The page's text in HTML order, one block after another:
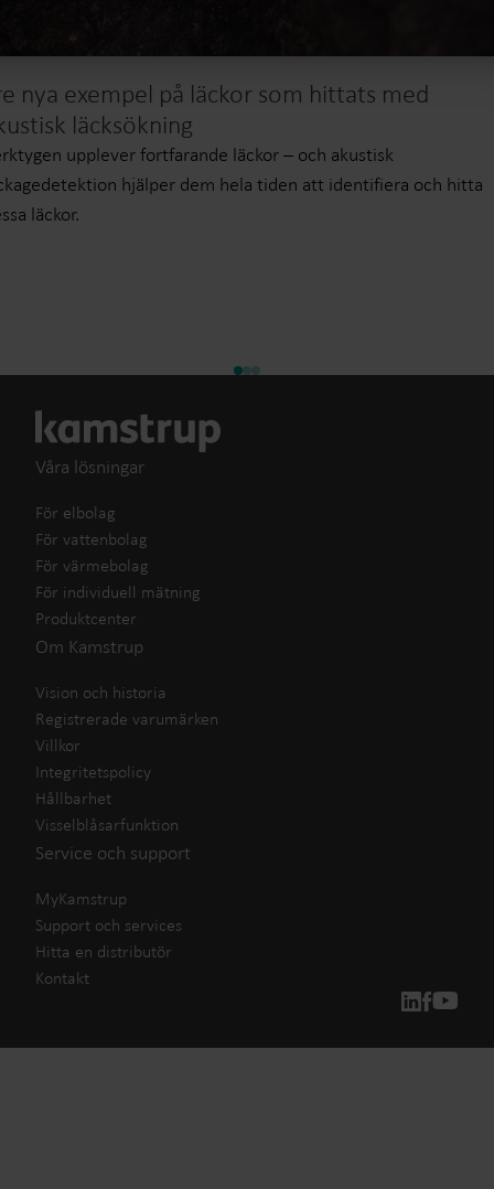
nya exempel på läckor som hittats med
läcksökning
upplever fortfarande läckor – och akustisk
hjälper dem hela tiden att identifiera och hitta
läckor.
Våra lösningar
För elbolag
För vattenbolag
För värmebolag
För individuell mätning
Produktcenter
Om Kamstrup
Vision och historia
Registrerade varumärken
Villkor
Integritetspolicy
Hållbarhet
Visselblåsarfunktion
Service och support
MyKamstrup
Support och services
Hitta en distributör
Kontakt